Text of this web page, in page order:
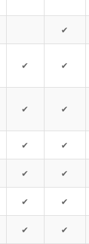
✔
✔ ✔
✔ ✔
✔ ✔
✔ ✔
✔ ✔
✔ ✔